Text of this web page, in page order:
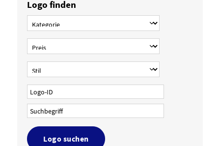
Logo finden
Logo suchen